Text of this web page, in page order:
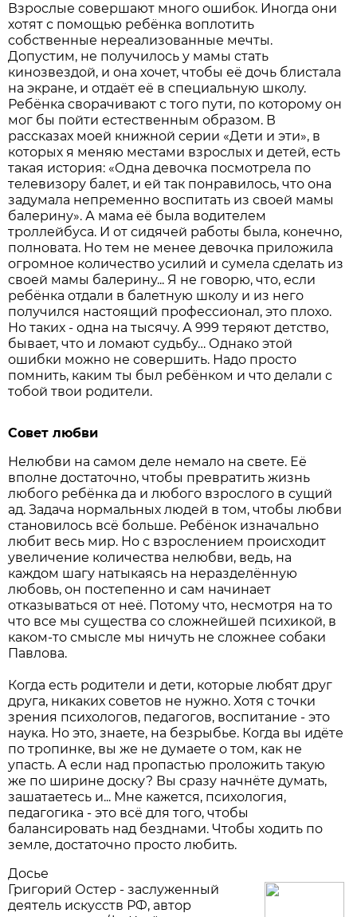
Взрослые совершают много ошибок. Иногда они
хотят с помощью ребёнка воплотить
собственные нереализованные мечты.
Допустим, не получилось у мамы стать
кинозвездой, и она хочет, чтобы её дочь блистала
на экране, и отдаёт её в специальную школу.
Ребёнка сворачивают с того пути, по которому он
мог бы пойти естественным образом. В
рассказах моей книжной серии «Дети и эти», в
которых я меняю местами взрослых и детей, есть
такая история: «Одна девочка посмотрела по
телевизору балет, и ей так понравилось, что она
задумала непременно воспитать из своей мамы
балерину». А мама её была водителем
троллейбуса. И от сидячей работы была, конечно,
полновата. Но тем не менее девочка приложила
огромное количество усилий и сумела сделать из
своей мамы балерину... Я не говорю, что, если
ребёнка отдали в балетную школу и из него
получился настоящий профессионал, это плохо.
Но таких - одна на тысячу. А 999 теряют детство,
бывает, что и ломают судьбу… Однако этой
ошибки можно не совершить. Надо просто
помнить, каким ты был ребёнком и что делали с
тобой твои родители.
Совет любви
Нелюбви на самом деле немало на свете. Её
вполне достаточно, чтобы превратить жизнь
любого ребёнка да и любого взрослого в сущий
ад. Задача нормальных людей в том, чтобы любви
становилось всё больше. Ребёнок изначально
любит весь мир. Но с взрослением происходит
увеличение количества нелюбви, ведь, на
каждом шагу натыкаясь на неразделённую
любовь, он постепенно и сам начинает
отказываться от неё. Потому что, несмотря на то
что все мы существа со сложнейшей психикой, в
каком-то смысле мы ничуть не сложнее собаки
Павлова.
Когда есть родители и дети, которые любят друг
друга, никаких советов не нужно. Хотя с точки
зрения психологов, педагогов, воспитание - это
наука. Но это, знаете, на безрыбье. Когда вы идёте
по тропинке, вы же не думаете о том, как не
упасть. А если над пропастью проложить такую
же по ширине доску? Вы сразу начнёте думать,
зашатаетесь и... Мне кажется, психология,
педагогика - это всё для того, чтобы
балансировать над безднами. Чтобы ходить по
земле, достаточно просто любить.
Досье
Григорий Остер - заслуженный
деятель искусств РФ, автор